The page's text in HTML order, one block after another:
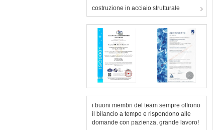
costruzione in acciaio strutturale
i buoni membri del team sempre offrono
il bilancio a tempo e rispondono alle
domande con pazienza, grande lavoro!